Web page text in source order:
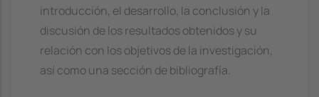
introducción, el desarrollo, la conclusión y la
discusión de los resultados obtenidos y su
relación con los objetivos de la investigación,
así como una sección de bibliografía.